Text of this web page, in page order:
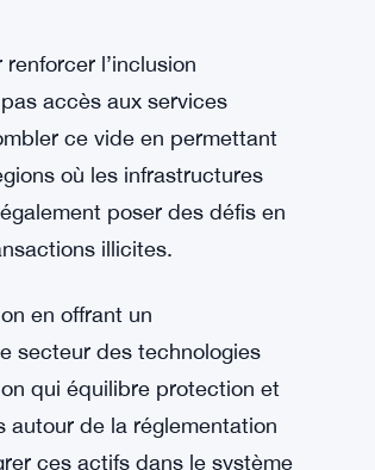
l’inclusion
accès aux services
ce vide en permettant
où les infrastructures
poser des défis en